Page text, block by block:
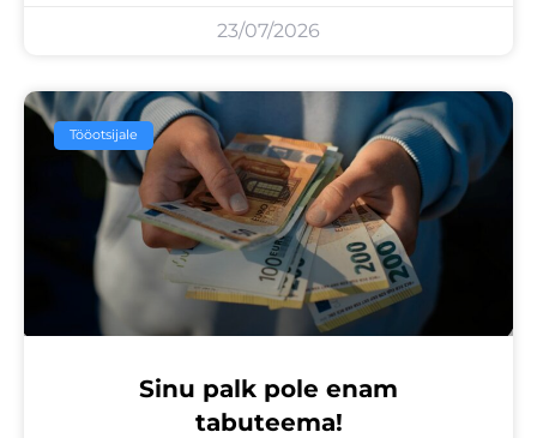
23/07/2026
Tööotsijale
Sinu palk pole enam
tabuteema!